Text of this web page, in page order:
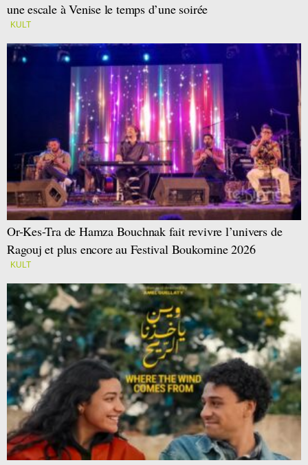
une escale à Venise le temps d’une soirée
KULT
Or-Kes-Tra de Hamza Bouchnak fait revivre l’univers de
Ragouj et plus encore au Festival Boukornine 2026
KULT